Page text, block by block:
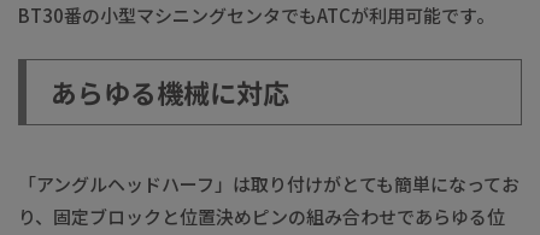
BT30番の小型マシニングセンタでもATCが利用可能です。
あらゆる機械に対応
「アングルヘッドハーフ」は取り付けがとても簡単になってお
り、固定ブロックと位置決めピンの組み合わせであらゆる位